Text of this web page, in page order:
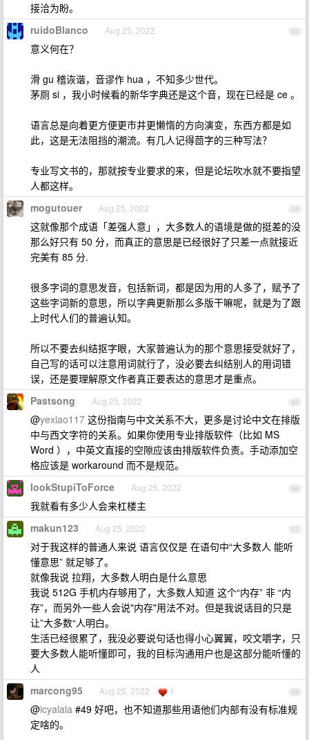
接洽为盼。
63
ruidoBlanco Aug 25, 2022
意义何在？
滑 gu 稽诙谐，音谬作 hua ，不知多少世代。
茅厕 si ，我小时候看的新华字典还是这个音，现在已经是 ce 。
语言总是向着更方便更市井更懒惰的方向演变，东西方都是如
此，这是无法阻挡的潮流。有几人记得茴字的三种写法？
专业写文书的，那就按专业要求的来，但是论坛吹水就不要指望
人都这样。
64
mogutouer Aug 25, 2022
这就像那个成语「差强人意」，大多数人的语境是做的挺差的没
那么好只有 50 分，而真正的意思是已经很好了只差一点就接近
完美有 85 分.
很多字词的意思发音，包括新词，都是因为用的人多了，赋予了
这些字词新的意思，所以字典更新那么多版干嘛呢，就是为了跟
上时代人们的普遍认知。
所以不要去纠结抠字眼，大家普遍认为的那个意思接受就好了，
自己写的话可以注意用词就行了，没必要去纠结别人的用词错
误，还是要理解原文作者真正要表达的意思才是重点。
65
Pastsong Aug 25, 2022
@yexiao117 这份指南与中文关系不大，更多是讨论中文在排版
中与西文字符的关系。如果你使用专业排版软件（比如 MS
Word ），中英文直接的空隙应该由排版软件负责。手动添加空
格应该是 workaround 而不是规范。
66
lookStupiToForce Aug 25, 2022
我就看有多少人会来杠楼主
67
makun123 Aug 25, 2022
对于我这样的普通人来说 语言仅仅是 在语句中“大多数人 能听
懂意思” 就足够了。
就像我说 拉翔，大多数人明白是什么意思
我说 512G 手机内存够用了，大多数人知道 这个“内存” 非 “内
存”，而另外一些人会说"内存"用法不对。但是我说话目的只是
让”大多数“人明白。
生活已经很累了，我没必要说句话也得小心翼翼，咬文嚼字，只
要大多数人能听懂即可，我的目标沟通用户也是这部分能听懂的
人
68
marcong95 Aug 25, 2022 1
@icyalala #49 好吧，也不知道那些用语他们内部有没有标准规
定啥的。